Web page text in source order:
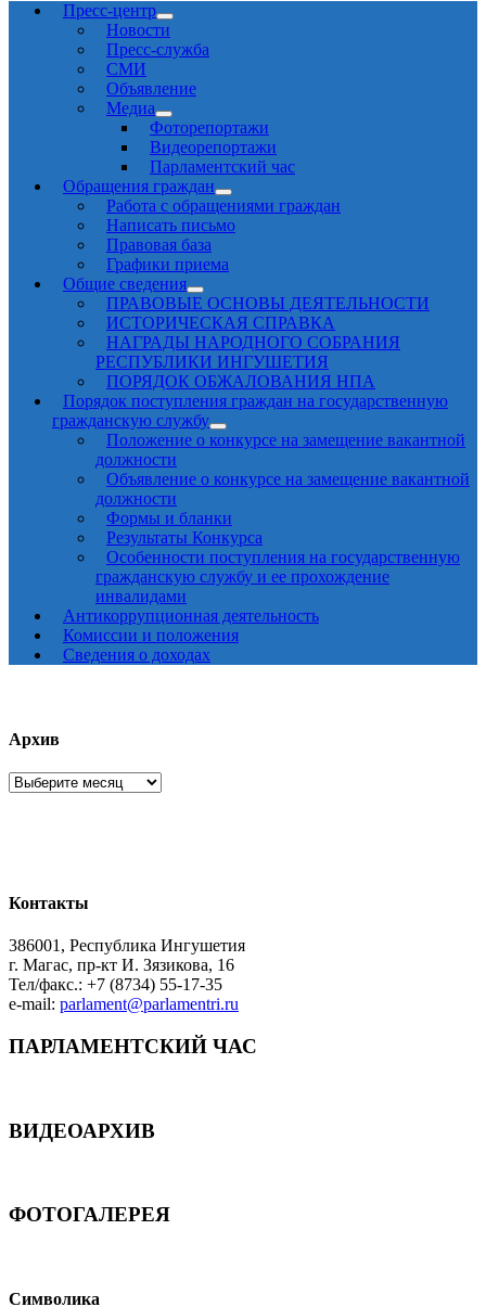
Пресс-центр
Новости
Пресс-служба
СМИ
Объявление
Медиа
Фоторепортажи
Видеорепортажи
Парламентский час
Обращения граждан
Работа с обращениями граждан
Написать письмо
Правовая база
Графики приема
Общие сведения
ПРАВОВЫЕ ОСНОВЫ ДЕЯТЕЛЬНОСТИ
ИСТОРИЧЕСКАЯ СПРАВКА
НАГРАДЫ НАРОДНОГО СОБРАНИЯ
РЕСПУБЛИКИ ИНГУШЕТИЯ
ПОРЯДОК ОБЖАЛОВАНИЯ НПА
Порядок поступления граждан на государственную
гражданскую службу
Положение о конкурсе на замещение вакантной
должности
Объявление о конкурсе на замещение вакантной
должности
Формы и бланки
Результаты Конкурса
Особенности поступления на государственную
гражданскую службу и ее прохождение
инвалидами
Антикоррупционная деятельность
Комиссии и положения
Сведения о доходах
Архив
Архив
Контакты
386001, Республика Ингушетия
г. Магас, пр-кт И. Зязикова, 16
Тел/факс.: +7 (8734) 55-17-35
e-mail: parlament@parlamentri.ru
ПАРЛАМЕНТСКИЙ ЧАС
ВИДЕОАРХИВ
ФОТОГАЛЕРЕЯ
Символика